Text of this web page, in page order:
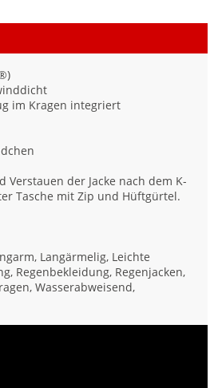
im Kragen integriert
Verstauen der Jacke nach dem K-
Tasche mit Zip und Hüftgürtel.
Langärmelig, Leichte
Regenbekleidung, Regenjacken,
Wasserabweisend,